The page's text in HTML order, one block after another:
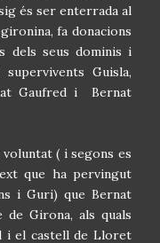
és ser enterrada al
fa donacions
dels seus dominis i
Guisla,
Gaufred i Bernat
( i segons es
que ha pervingut
i Guri) que Bernat
Girona, als quals
i el castell de Lloret